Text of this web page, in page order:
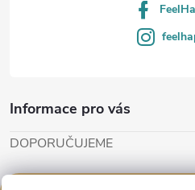
Informace pro vás
DOPORUČUJEME